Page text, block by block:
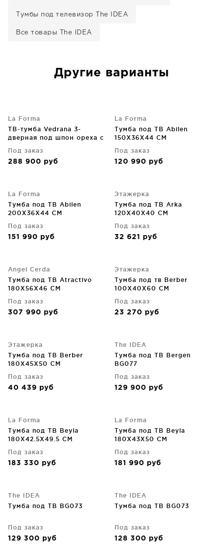
Тумбы под телевизор The IDEA
Все товары The IDEA
Другие варианты
La Forma
ТВ-тумба Vedrana 3-
дверная под шпон ореха с
ножками 195X55 CM
Под заказ
288 900 руб
La Forma
Тумба под ТВ Abilen
150X36X44 CM
Под заказ
120 990 руб
La Forma
Тумба под ТВ Abilen
200X36X44 CM
Под заказ
151 990 руб
Этажерка
Тумба под ТВ Arka
120X40X40 CM
Под заказ
32 621 руб
Angel Cerda
Тумба под ТВ Atractivo
180X56X46 CM
Под заказ
307 990 руб
Этажерка
Тумба под тв Berber
100X40X60 CM
Под заказ
23 270 руб
Этажерка
Тумба под ТВ Berber
180X45X50 CM
Под заказ
40 439 руб
The IDEA
Тумба под ТВ Bergen
BG077
Под заказ
129 900 руб
La Forma
Тумба под ТВ Beyla
180X42.5X49.5 CM
Под заказ
183 330 руб
La Forma
Тумба под ТВ Beyla
180X43X50 CM
Под заказ
181 990 руб
The IDEA
Тумба под ТВ BG073
Под заказ
129 300 руб
The IDEA
Тумба под ТВ BG073
Под заказ
128 300 руб